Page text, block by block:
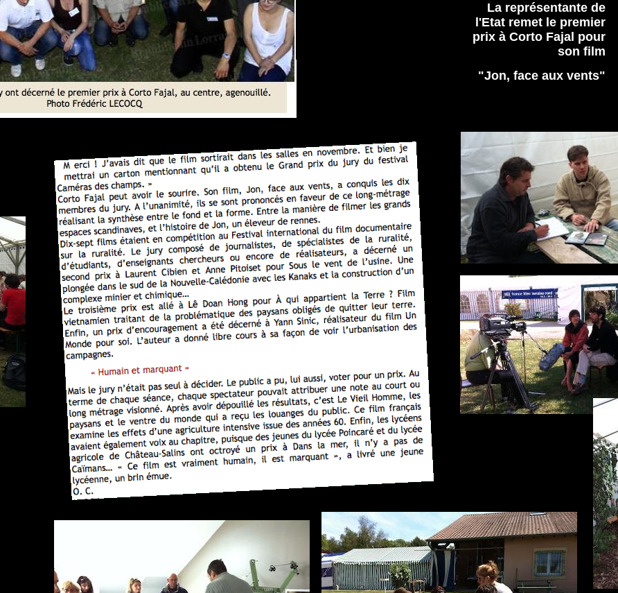
La représentante de
l'Etat remet le premier
prix à Corto Fajal pour
son film
"Jon, face aux vents"